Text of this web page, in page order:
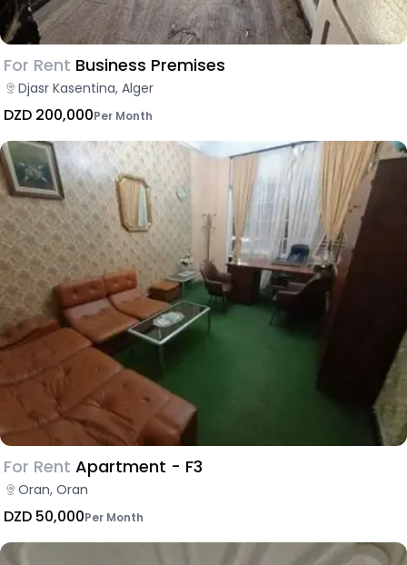
For Rent Business Premises
Djasr Kasentina, Alger
DZD 200,000Per Month
For Rent Apartment - F3
Oran, Oran
DZD 50,000Per Month